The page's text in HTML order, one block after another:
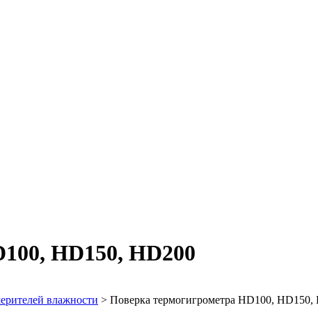
HD150, HD200
влажности > Поверка термогигрометра HD100, HD150,